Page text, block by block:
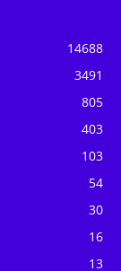
14688
3491
805
403
103
54
30
16
13